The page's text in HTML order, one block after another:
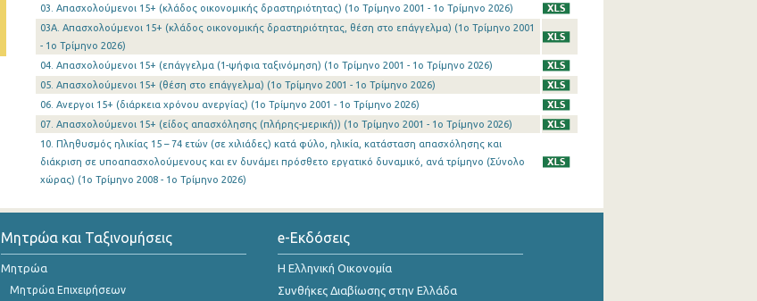
03. Απασχολούμενοι 15+ (κλάδος οικονομικής δραστηριότητας) (1o Τρίμηνο 2001 - 1o Τρίμηνο 2026)
03Α. Απασχολούμενοι 15+ (κλάδος οικονομικής δραστηριότητας, θέση στο επάγγελμα) (1o Τρίμηνο 2001
- 1o Τρίμηνο 2026)
04. Απασχολούμενοι 15+ (επάγγελμα (1-ψήφια ταξινόμηση) (1o Τρίμηνο 2001 - 1o Τρίμηνο 2026)
05. Απασχολούμενοι 15+ (θέση στο επάγγελμα) (1o Τρίμηνο 2001 - 1o Τρίμηνο 2026)
06. Ανεργοι 15+ (διάρκεια χρόνου ανεργίας) (1o Τρίμηνο 2001 - 1o Τρίμηνο 2026)
07. Απασχολούμενοι 15+ (είδος απασχόλησης (πλήρης-μερική)) (1o Τρίμηνο 2001 - 1o Τρίμηνο 2026)
10. Πληθυσμός ηλικίας 15 – 74 ετών (σε χιλιάδες) κατά φύλο, ηλικία, κατάσταση απασχόλησης και
διάκριση σε υποαπασχολούμενους και εν δυνάμει πρόσθετο εργατικό δυναμικό, ανά τρίμηνο (Σύνολο
χώρας) (1o Τρίμηνο 2008 - 1o Τρίμηνο 2026)
Μητρώα και Ταξινομήσεις
Μητρώα
Μητρώα Επιχειρήσεων
e-Εκδόσεις
Η Ελληνική Οικονομία
Συνθήκες Διαβίωσης στην Ελλάδα